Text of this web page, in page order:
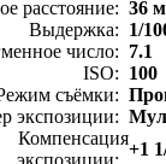
расстояние: 36 м
Выдержка: 1/
число: 7.1
ISO: 100
съёмки:
экспозиции:
Компенсация
экспозиции:
+1